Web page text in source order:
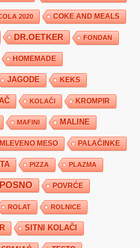
2020 COKE AND MEALS
DR.OETKER FONDAN
HOMEMADE
JAGODE KEKS
KOLAČI KROMPIR
MAFINI MALINE
MLEVENO MESO PALAČINKE
PIZZA PLAZMA
POSNO POVRĆE
ROLAT ROLNICE
SITNI KOLAČI